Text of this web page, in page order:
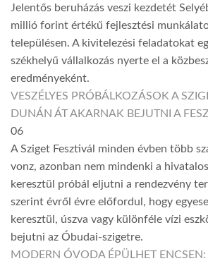
Jelentős beruházás veszi kezdetét
millió forint értékű fejlesztési
településen. A kivitelezési feladatokat
székhelyű vállalkozás nyerte el a
eredményeként.
VESZÉLYES PRÓBÁLKOZÁSOK A
DUNÁN ÁT AKARNAK BEJUTNI A
06
A Sziget Fesztivál minden évben több
vonz, azonban nem mindenki a
keresztül próbál eljutni a rendezvény
szerint évről évre előfordul, hogy
keresztül, úszva vagy különféle vízi
bejutni az Óbudai-szigetre.
MODERN ÓVODA ÉPÜLHET